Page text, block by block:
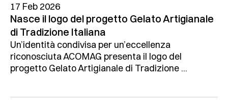
17 Feb 2026
Nasce il logo del progetto Gelato Artigianale
di Tradizione Italiana
Un’identità condivisa per un’eccellenza
riconosciuta ACOMAG presenta il logo del
progetto Gelato Artigianale di Tradizione ...